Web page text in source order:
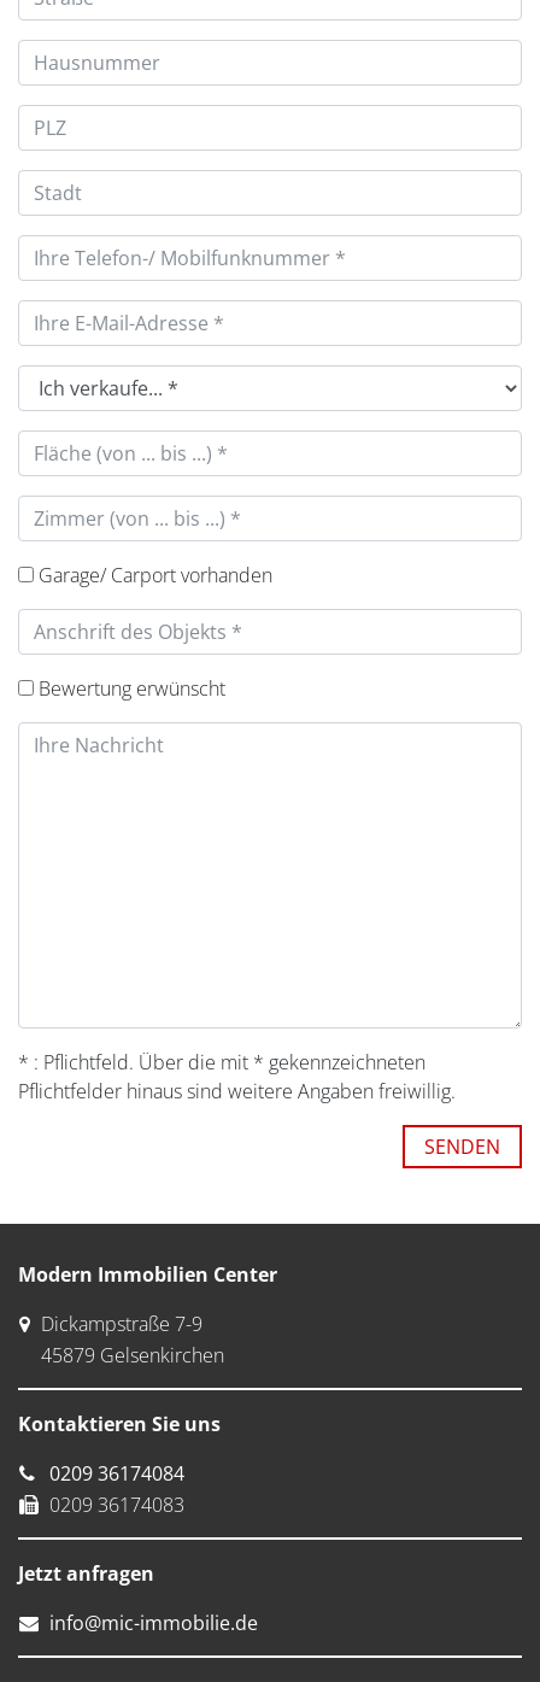
Garage/ Carport vorhanden
Bewertung erwünscht
* : Pflichtfeld. Über die mit * gekennzeichneten
Pflichtfelder hinaus sind weitere Angaben freiwillig.
SENDEN
Modern Immobilien Center
Dickampstraße 7-9
45879 Gelsenkirchen
Kontaktieren Sie uns
0209 36174084
0209 36174083
Jetzt anfragen
info@mic-immobilie.de